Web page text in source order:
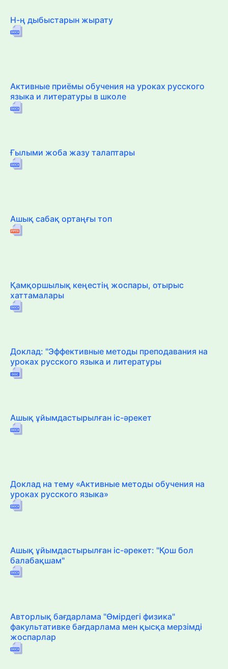
Н-ң дыбыстарын жырату
Активные приёмы обучения на уроках русского
языка и литературы в школе
Ғылыми жоба жазу талаптары
Ашық сабақ ортаңғы топ
Қамқоршылық кеңестің жоспары, отырыс
хаттамалары
Доклад: "Эффективные методы преподавания на
уроках русского языка и литературы
Ашық ұйымдастырылған іс-әрекет
Доклад на тему «Активные методы обучения на
уроках русского языка»
Ашық ұйымдастырылған іс-әрекет: "Қош бол
балабақшам"
Авторлық бағдарлама "Өмірдегі физика"
факультативке бағдарлама мен қысқа мерзімді
жоспарлар